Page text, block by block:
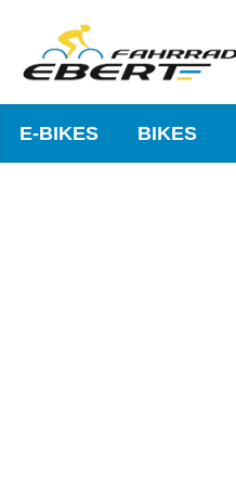
E-BIKES BIKES